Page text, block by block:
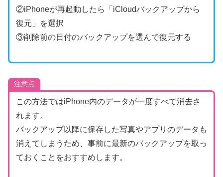
②iPhoneが再起動したら「iCloudバックアップから
復元」を選択
③削除前の日付のバックアップを選んで復元する
注意点
この方法ではiPhone内のデータが一度すべて消去さ
れます。
バックアップ以降に保存した写真やアプリのデータも
消えてしまうため、事前に最新のバックアップを取っ
ておくことをおすすめします。